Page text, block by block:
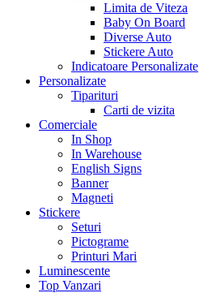
Limita de Viteza
Baby On Board
Diverse Auto
Stickere Auto
Indicatoare Personalizate
Personalizate
Tiparituri
Carti de vizita
Comerciale
In Shop
In Warehouse
English Signs
Banner
Magneti
Stickere
Seturi
Pictograme
Printuri Mari
Luminescente
Top Vanzari